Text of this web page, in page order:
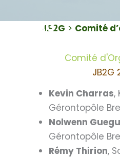
au
JB2G
JB2G > Comité
Comité
JB2G
Kevin Charras,
Gérontopôle
Nolwenn
Gérontopôle
Rémy Thirion,